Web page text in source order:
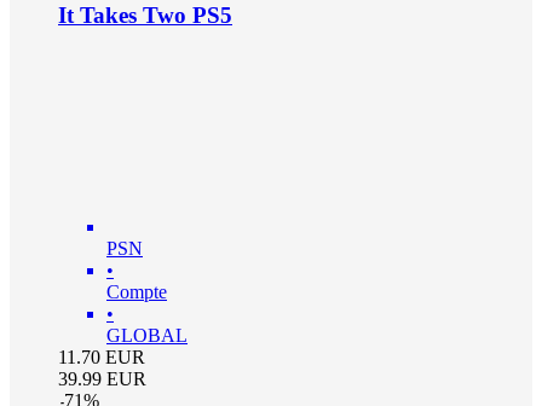
It Takes Two PS5
PSN
•
Compte
•
GLOBAL
11.70 EUR
39.99 EUR
-71%